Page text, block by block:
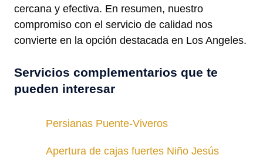
cercana y efectiva. En resumen, nuestro
compromiso con el servicio de calidad nos
convierte en la opción destacada en Los Angeles.
Servicios complementarios que te
pueden interesar
Persianas Puente-Viveros
Apertura de cajas fuertes Niño Jesús